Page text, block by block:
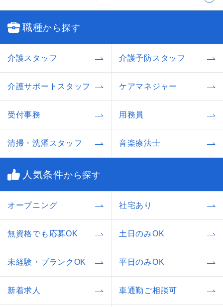
職種から探す
介護スタッフ 介護予防スタッフ
介護サポートスタッフ ケアマネジャー
受付事務 用務員
清掃・洗濯スタッフ 音楽療法士
人気条件から探す
オープニング 社宅あり
無資格でも応募OK 土日のみOK
未経験・ブランクOK 平日のみOK
新着求人 車通勤ご相談可